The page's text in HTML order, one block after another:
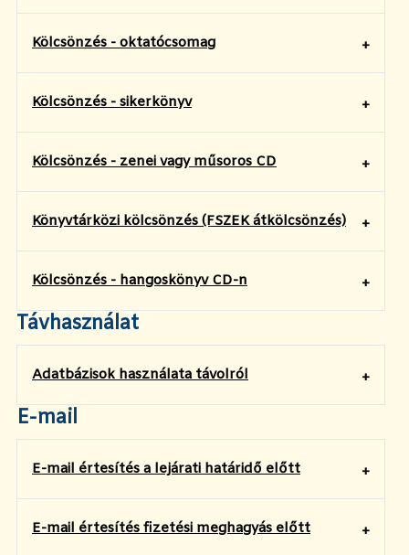
Kölcsönzés - oktatócsomag
Kölcsönzés - sikerkönyv
Kölcsönzés - zenei vagy műsoros CD
Könyvtárközi kölcsönzés (FSZEK átkölcsönzés)
Kölcsönzés - hangoskönyv CD-n
Távhasználat
Adatbázisok használata távolról
E-mail
E-mail értesítés a lejárati határidő előtt
E-mail értesítés fizetési meghagyás előtt